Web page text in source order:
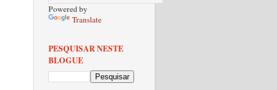
Powered by
Translate
PESQUISAR NESTE
BLOGUE